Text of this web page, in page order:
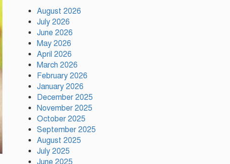
তামীরুল মিল্লাত কামিল মাদ্রাসার
August 2026
July 2026
June 2026
May 2026
April 2026
March 2026
February 2026
January 2026
December 2025
November 2025
October 2025
September 2025
August 2025
July 2025
June 2025